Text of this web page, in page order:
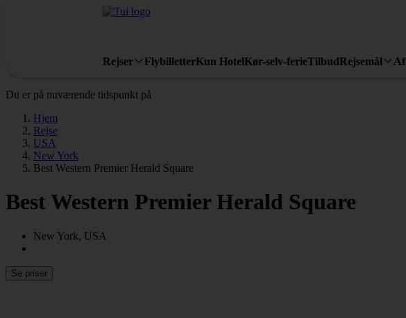
Rejser FlybilletterKun HotelKør-selv-ferieTilbudRejsemål
Du er på nuværende tidspunkt på
Hjem
Rejse
USA
New York
Best Western Premier Herald Square
Best Western Premier Herald Square
New York, USA
Se priser